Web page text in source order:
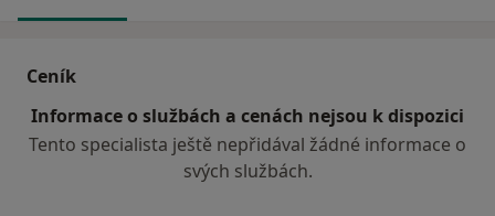
Ceník
Informace o službách a cenách nejsou k dispozici
Tento specialista ještě nepřidával žádné informace o
svých službách.